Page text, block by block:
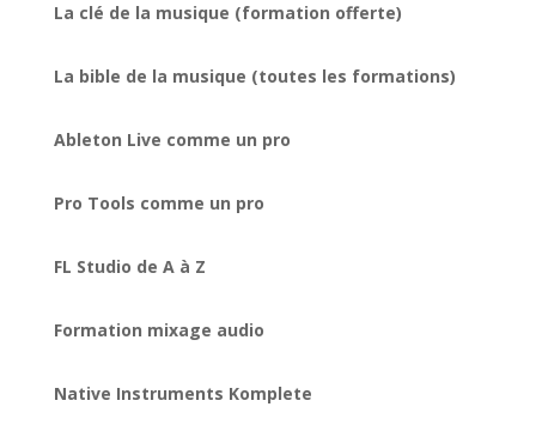
La clé de la musique (formation offerte)
La bible de la musique (toutes les formations)
Ableton Live comme un pro
Pro Tools comme un pro
FL Studio de A à Z
Formation mixage audio
Native Instruments Komplete